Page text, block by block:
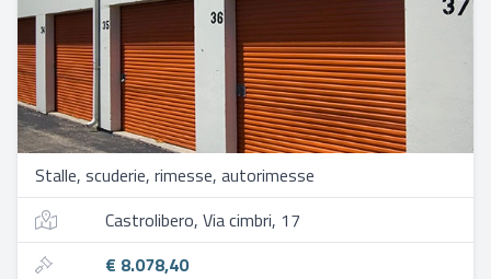
Stalle, scuderie, rimesse, autorimesse
Castrolibero, Via cimbri, 17
€ 8.078,40